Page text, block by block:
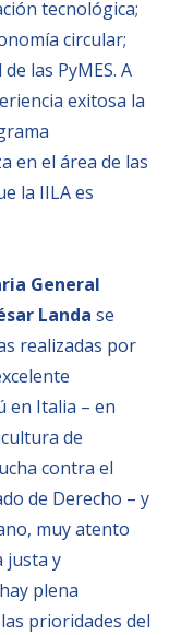
tecnológica;
circular;
las PyMES. A
exitosa la
en el área de las
la IILA es
General
Landa se
realizadas por
en Italia – en
de
contra el
de Derecho – y
muy atento
justa y
plena
prioridades del